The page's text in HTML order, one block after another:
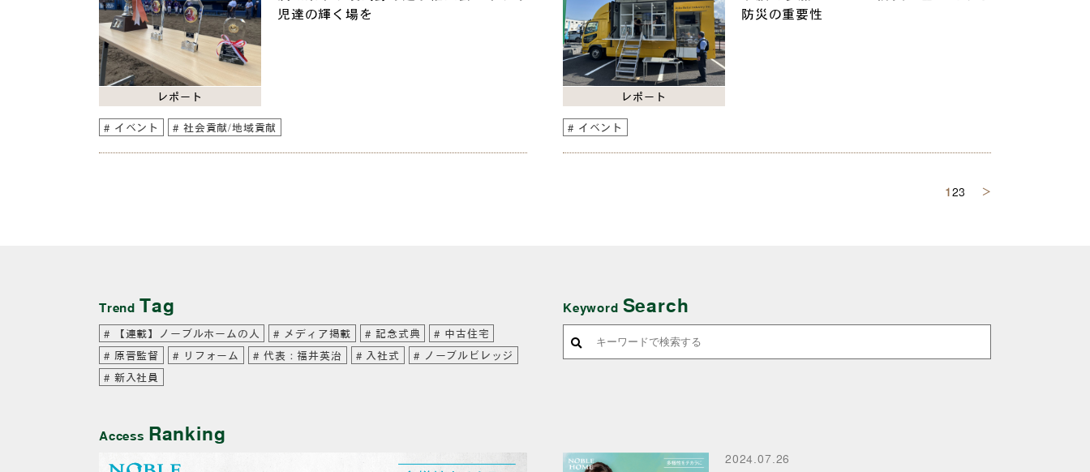
レポート
児達の輝く場を
イベント 社会貢献/地域貢献
レポート
防災の重要性
イベント
123 ＞
Trend Tag
【連載】ノーブルホームの人 メディア掲載 記念式典
中古住宅
原晋監督
リフォーム 代表：福井英治 入社式
ノーブルビレッジ
新入社員
Keyword Search
Access Ranking
2024.07.26